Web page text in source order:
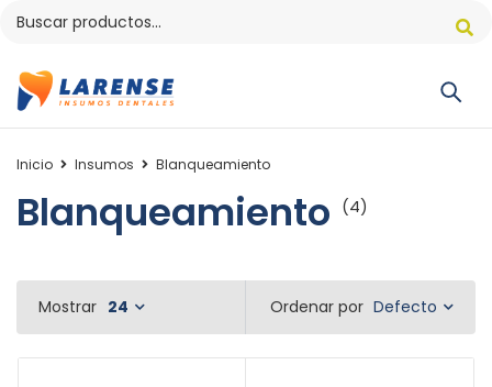
Inicio Insumos Blanqueamiento
Blanqueamiento (4)
Ordenar por Defecto
Mostrar 24